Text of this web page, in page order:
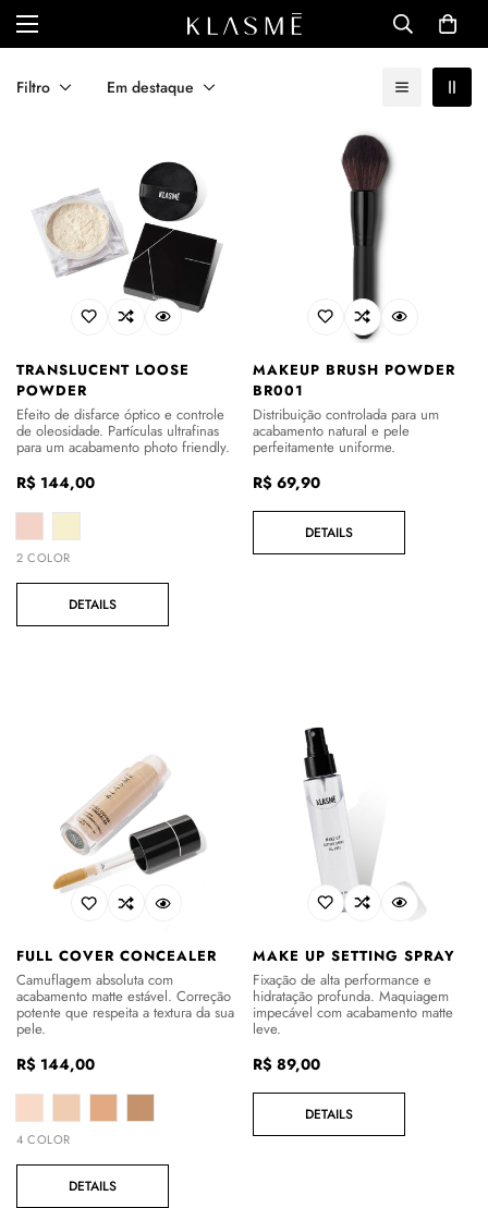
Filtro Em destaque
TRANSLUCENT LOOSE
POWDER
Efeito de disfarce óptico e controle
de oleosidade. Partículas ultrafinas
para um acabamento photo friendly.
Preço
R$ 144,00
2 COLOR
DETAILS
MAKEUP BRUSH POWDER
BR001
Distribuição controlada para um
acabamento natural e pele
perfeitamente uniforme.
Preço
R$ 69,90
DETAILS
FULL COVER CONCEALER
Camuflagem absoluta com
acabamento matte estável. Correção
potente que respeita a textura da sua
pele.
Preço
R$ 144,00
4 COLOR
DETAILS
MAKE UP SETTING SPRAY
Fixação de alta performance e
hidratação profunda. Maquiagem
impecável com acabamento matte
leve.
Preço
R$ 89,00
DETAILS